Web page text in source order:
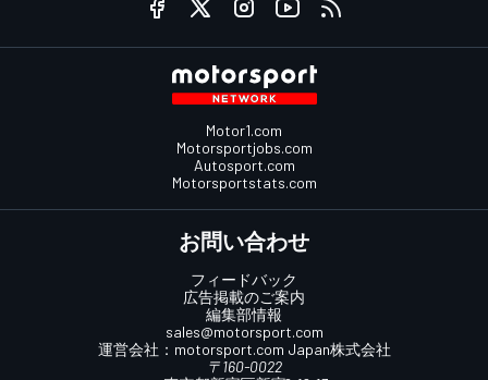
Motor1.com
Motorsportjobs.com
Autosport.com
Motorsportstats.com
お問い合わせ
フィードバック
広告掲載のご案内
編集部情報
sales@motorsport.com
運営会社： motorsport.com Japan株式会社
〒160-0022